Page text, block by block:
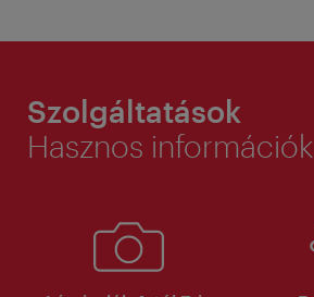
Szolgáltatások
Hasznos információk